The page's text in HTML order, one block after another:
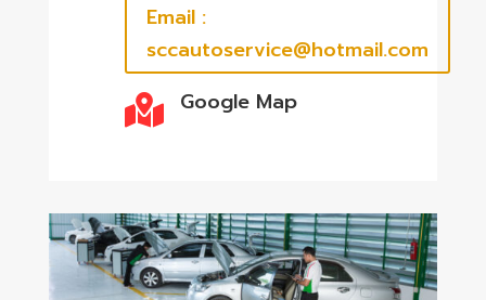
Email :
sccautoservice@hotmail.com
 Google Map